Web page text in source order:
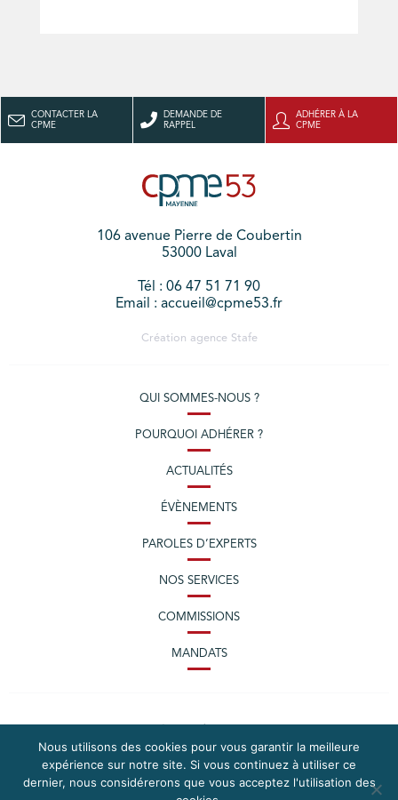
CONTACTER LA
CPME
DEMANDE DE
RAPPEL
ADHÉRER À LA
CPME
106 avenue Pierre de Coubertin
53000 Laval
Tél : 06 47 51 71 90
Email : accueil@cpme53.fr
Création agence Stafe
QUI SOMMES-NOUS ?
POURQUOI ADHÉRER ?
ACTUALITÉS
ÉVÈNEMENTS
PAROLES D’EXPERTS
NOS SERVICES
COMMISSIONS
MANDATS
Nous utilisons des cookies pour vous garantir la meilleure
expérience sur notre site. Si vous continuez à utiliser ce
dernier, nous considérerons que vous acceptez l'utilisation des